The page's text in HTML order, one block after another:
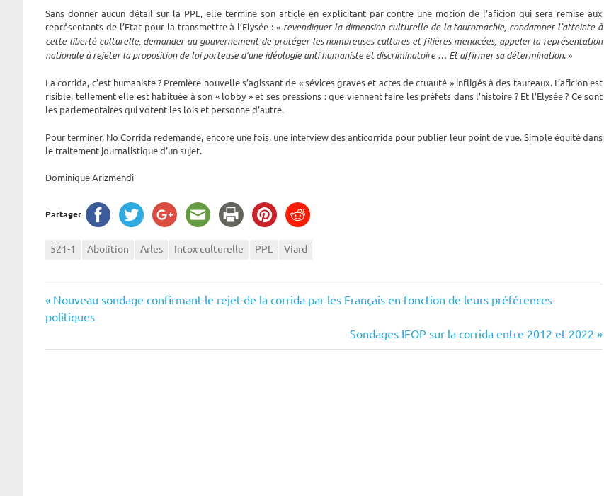
Sans donner aucun détail sur la PPL, elle termine son article en explicitant par contre une motion de l’aficion qui sera remise aux
représentants de l’Etat pour la transmettre à l’Elysée : « revendiquer la dimension culturelle de la tauromachie, condamner l’atteinte à
cette liberté culturelle, demander au gouvernement de protéger les nombreuses cultures et filières menacées, appeler la représentation
nationale à rejeter la proposition de loi porteuse d’une idéologie anti humaniste et discriminatoire … Et affirmer sa détermination. »
La corrida, c’est humaniste ? Première nouvelle s’agissant de « sévices graves et actes de cruauté » infligés à des taureaux. L’aficion est
risible, tellement elle est habituée à son « lobby » et ses pressions : que viennent faire les préfets dans l’histoire ? Et l’Elysée ? Ce sont
les parlementaires qui votent les lois et personne d’autre.
Pour terminer, No Corrida redemande, encore une fois, une interview des anticorrida pour publier leur point de vue. Simple équité dans
le traitement journalistique d’un sujet.
Dominique Arizmendi
Partager
521-1 Abolition Arles Intox culturelle PPL Viard
Navigation
de
Previous
Post:
Nouveau sondage confirmant le rejet de la corrida par les Français en fonction de leurs préférences
politiques
Next
Post:
Sondages IFOP sur la corrida entre 2012 et 2022